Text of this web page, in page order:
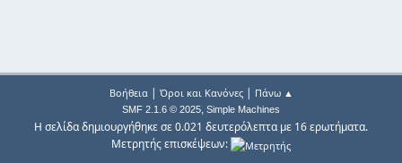
Βοήθεια| Όροι και Κανόνες| Πάνω ▲
SMF 2.1.6 © 2025, Simple Machines
Η σελίδα δημιουργήθηκε σε 0.021 δευτερόλεπτα με 16 ερωτήματα.
Μετρητής επισκέψεων: